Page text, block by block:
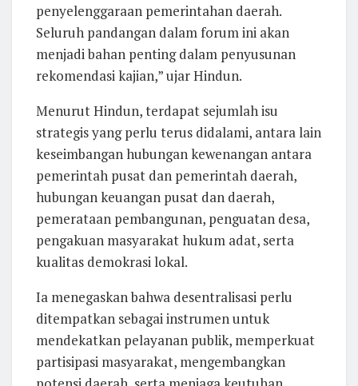
penyelenggaraan pemerintahan daerah.
Seluruh pandangan dalam forum ini akan
menjadi bahan penting dalam penyusunan
rekomendasi kajian,” ujar Hindun.
Menurut Hindun, terdapat sejumlah isu
strategis yang perlu terus didalami, antara lain
keseimbangan hubungan kewenangan antara
pemerintah pusat dan pemerintah daerah,
hubungan keuangan pusat dan daerah,
pemerataan pembangunan, penguatan desa,
pengakuan masyarakat hukum adat, serta
kualitas demokrasi lokal.
Ia menegaskan bahwa desentralisasi perlu
ditempatkan sebagai instrumen untuk
mendekatkan pelayanan publik, memperkuat
partisipasi masyarakat, mengembangkan